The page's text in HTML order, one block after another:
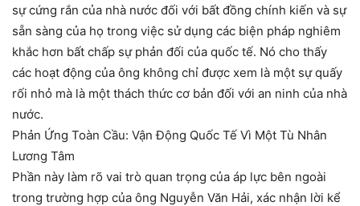
sự cứng rắn của nhà nước đối với bất đồng chính kiến và sự
sẵn sàng của họ trong việc sử dụng các biện pháp nghiêm
khắc hơn bất chấp sự phản đối của quốc tế. Nó cho thấy
các hoạt động của ông không chỉ được xem là một sự quấy
rối nhỏ mà là một thách thức cơ bản đối với an ninh của nhà
nước.
Phản Ứng Toàn Cầu: Vận Động Quốc Tế Vì Một Tù Nhân
Lương Tâm
Phần này làm rõ vai trò quan trọng của áp lực bên ngoài
trong trường hợp của ông Nguyễn Văn Hải, xác nhận lời kể